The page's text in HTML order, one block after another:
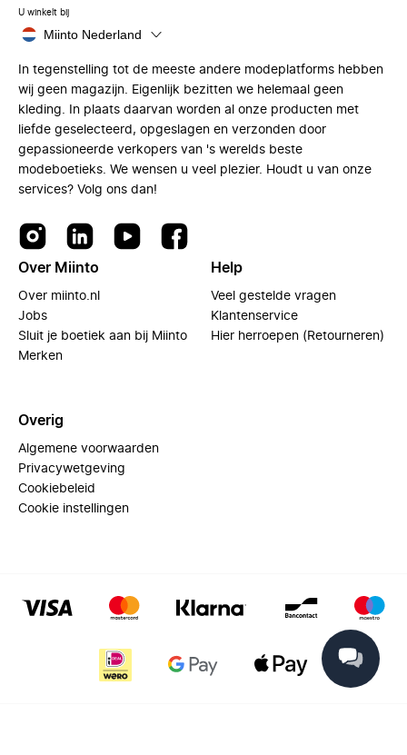
U winkelt bij
Miinto Nederland
In tegenstelling tot de meeste andere modeplatforms hebben
wij geen magazijn. Eigenlijk bezitten we helemaal geen
kleding. In plaats daarvan worden al onze producten met
liefde geselecteerd, opgeslagen en verzonden door
gepassioneerde verkopers van 's werelds beste
modeboetieks. We wensen u veel plezier. Houdt u van onze
services? Volg ons dan!
Over Miinto
Over miinto.nl
Jobs
Sluit je boetiek aan bij Miinto
Merken
Help
Veel gestelde vragen
Klantenservice
Hier herroepen (Retourneren)
Overig
Algemene voorwaarden
Privacywetgeving
Cookiebeleid
Cookie instellingen